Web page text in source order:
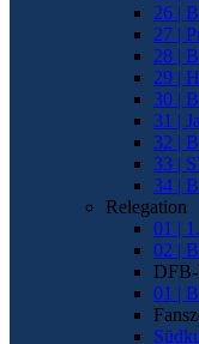
26 |
27 |
28 |
29 |
30 |
31 |
32 |
33 |
34 |
Relegation
01 |
02 |
01 |